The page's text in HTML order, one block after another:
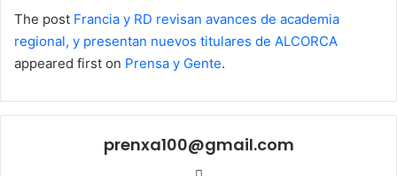
The post Francia y RD revisan avances de academia
regional, y presentan nuevos titulares de ALCORCA
appeared first on Prensa y Gente.
prenxa100@gmail.com